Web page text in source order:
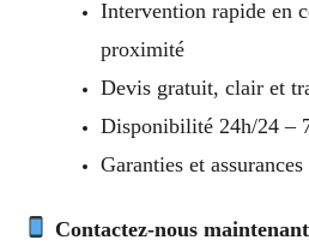
Intervention rapide en
proximité
Devis gratuit, clair et
Disponibilité 24h/24 –
Garanties et
Contactez-nous